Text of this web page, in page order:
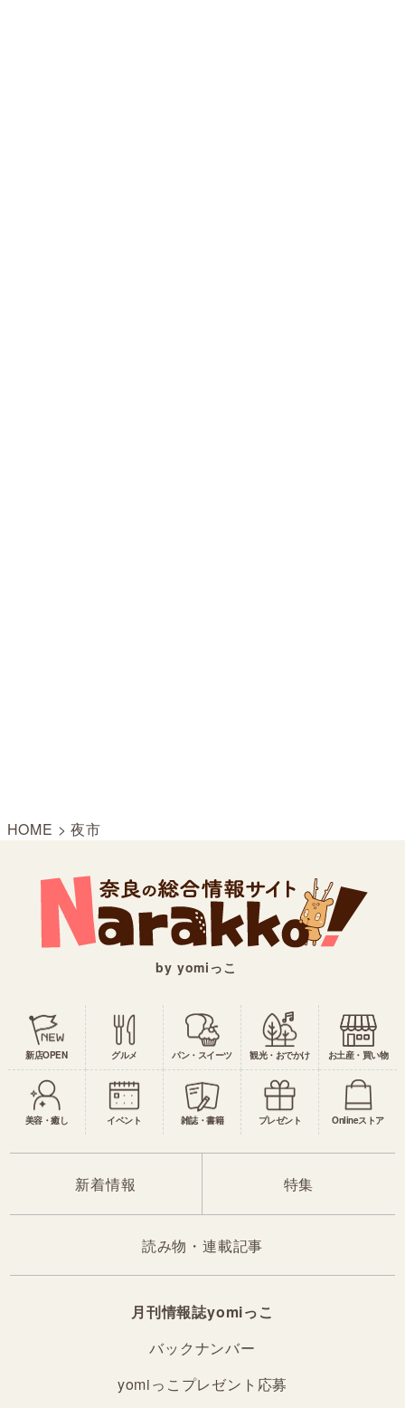
HOME >夜市
by yomiっこ
新店OPEN グルメ パン・スイーツ 観光・おでかけ お土産・買い物
美容・癒し イベント 雑誌・書籍 プレゼント Onlineストア
新着情報 特集
読み物・連載記事
月刊情報誌yomiっこ
バックナンバー
yomiっこプレゼント応募